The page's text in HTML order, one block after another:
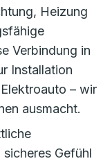
Heizung
Verbindung in
Installation
– wir
ausmacht.
Gefühl